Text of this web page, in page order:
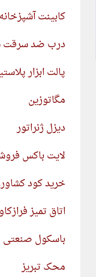
کابینت آشپزخانه
درب ضد سرقت
پالت ابزار
مگاتوزین
دیزل ژنراتور
لایت باکس
خرید کود
اتاق تمیز
باسکول صنعتی
محک تبریز